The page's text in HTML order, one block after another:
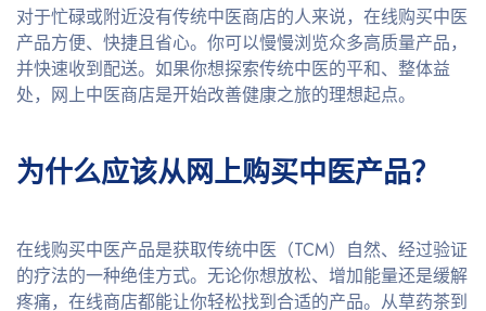
对于忙碌或附近没有传统中医商店的人来说，在线购买中医
产品方便、快捷且省心。你可以慢慢浏览众多高质量产品，
并快速收到配送。如果你想探索传统中医的平和、整体益
处，网上中医商店是开始改善健康之旅的理想起点。
为什么应该从网上购买中医产品？
在线购买中医产品是获取传统中医（TCM）自然、经过验证
的疗法的一种绝佳方式。无论你想放松、增加能量还是缓解
疼痛，在线商店都能让你轻松找到合适的产品。从草药茶到